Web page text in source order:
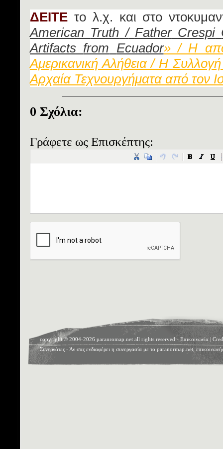
ΔΕΙΤΕ το λ.χ. και στο
American Truth / Father Crespi
Artifacts from Ecuador» / Η
Αμερικανική Αλήθεια / Η
Αρχαία Τεχνουργήματα από τον
0 Σχόλια:
Γράφετε ως Επισκέπτης:
copyright © 2004-2026 paranromap.net all rights reserved - Επικοινωνία
Συνεργάτες - Άν σας ενδιαφέρει η συνεργασία με το paranormap.net,